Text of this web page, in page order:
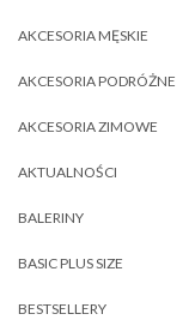
AKCESORIA MĘSKIE
AKCESORIA PODRÓŻNE
AKCESORIA ZIMOWE
AKTUALNOŚCI
BALERINY
BASIC PLUS SIZE
BESTSELLERY